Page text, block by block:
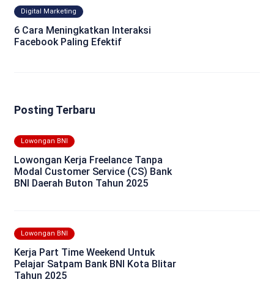
Digital Marketing
6 Cara Meningkatkan Interaksi
Facebook Paling Efektif
Posting Terbaru
Lowongan BNI
Lowongan Kerja Freelance Tanpa
Modal Customer Service (CS) Bank
BNI Daerah Buton Tahun 2025
Lowongan BNI
Kerja Part Time Weekend Untuk
Pelajar Satpam Bank BNI Kota Blitar
Tahun 2025